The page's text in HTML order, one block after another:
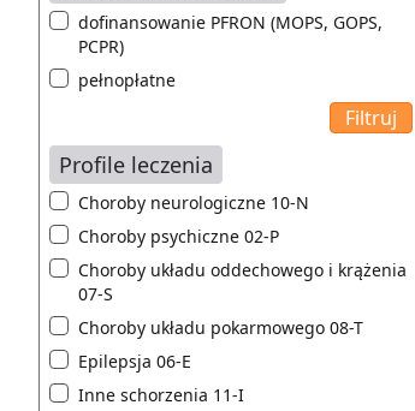
dofinansowanie PFRON (MOPS, GOPS,
PCPR)
pełnopłatne
Profile leczenia
Choroby neurologiczne 10-N
Choroby psychiczne 02-P
Choroby układu oddechowego i krążenia
07-S
Choroby układu pokarmowego 08-T
Epilepsja 06-E
Inne schorzenia 11-I